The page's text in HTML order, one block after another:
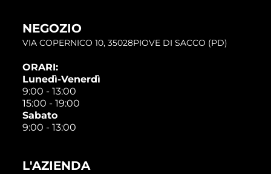
NEGOZIO
VIA COPERNICO 10, 35028PIOVE DI SACCO (PD)
ORARI:
Lunedì-Venerdì
9:00 - 13:00
15:00 - 19:00
Sabato
9:00 - 13:00
L'AZIENDA